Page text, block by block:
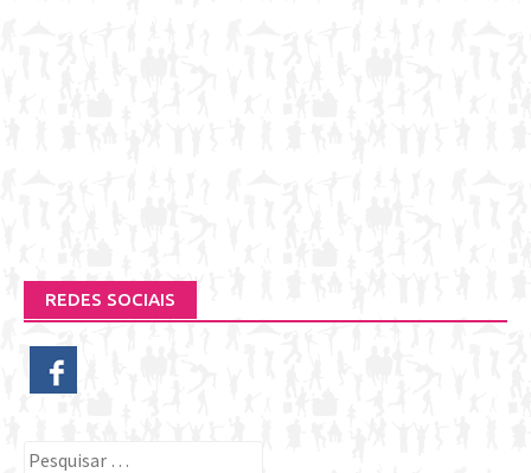
REDES SOCIAIS
Pesquisar